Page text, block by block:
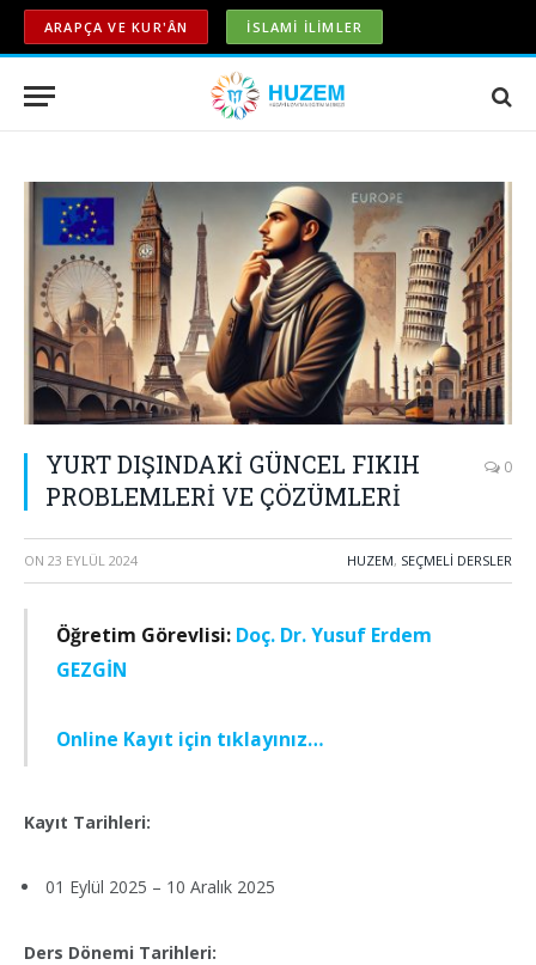
ARAPÇA VE KUR'ÂN İSLAMİ İLİMLER
YURT DIŞINDAKİ GÜNCEL FIKIH
PROBLEMLERİ VE ÇÖZÜMLERİ
0
ON 23 EYLÜL 2024 HUZEM, SEÇMELİ DERSLER
Öğretim Görevlisi: Doç. Dr. Yusuf Erdem
GEZGİN
Online Kayıt için tıklayınız…
Kayıt Tarihleri:
01 Eylül 2025 – 10 Aralık 2025
Ders Dönemi Tarihleri: